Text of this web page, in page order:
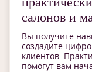
салонов и
Вы получите
создадите
клиентов.
помогут вам